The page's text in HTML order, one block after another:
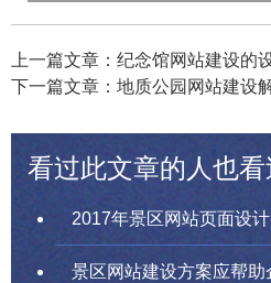
上一篇文章：纪念馆网站建设的
下一篇文章：地质公园网站建设
看过此文章的人也看
2017年景区网站页面设计
景区网站建设方案应帮助